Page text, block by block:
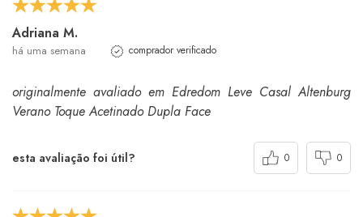
Adriana M.
há uma semana comprador verificado
originalmente avaliado em Edredom Leve Casal Altenburg
Verano Toque Acetinado Dupla Face
esta avaliação foi útil? 0 0